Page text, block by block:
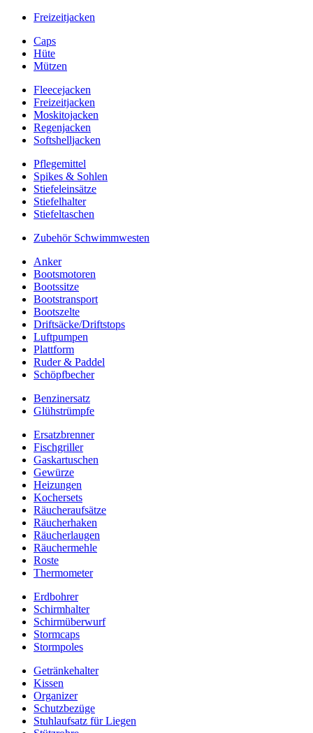
Freizeitjacken
Caps
Hüte
Mützen
Fleecejacken
Freizeitjacken
Moskitojacken
Regenjacken
Softshelljacken
Pflegemittel
Spikes & Sohlen
Stiefeleinsätze
Stiefelhalter
Stiefeltaschen
Zubehör Schwimmwesten
Anker
Bootsmotoren
Bootssitze
Bootstransport
Bootszelte
Driftsäcke/Driftstops
Luftpumpen
Plattform
Ruder & Paddel
Schöpfbecher
Benzinersatz
Glühstrümpfe
Ersatzbrenner
Fischgriller
Gaskartuschen
Gewürze
Heizungen
Kochersets
Räucheraufsätze
Räucherhaken
Räucherlaugen
Räuchermehle
Roste
Thermometer
Erdbohrer
Schirmhalter
Schirmüberwurf
Stormcaps
Stormpoles
Getränkehalter
Kissen
Organizer
Schutzbezüge
Stuhlaufsatz für Liegen